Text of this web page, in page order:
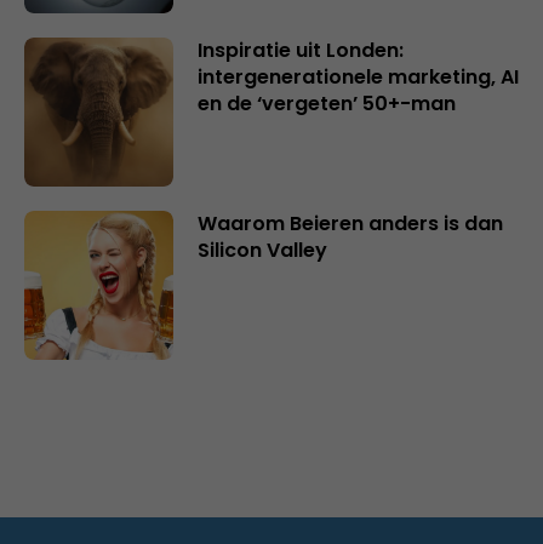
Inspiratie uit Londen:
intergenerationele marketing, AI
en de ‘vergeten’ 50+-man
Waarom Beieren anders is dan
Silicon Valley